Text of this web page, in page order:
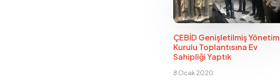
ÇEBİD Genişletilmiş Yönetim
Kurulu Toplantısına Ev
Sahipliği Yaptık
8 Ocak 2020